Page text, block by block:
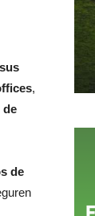
,
de
de